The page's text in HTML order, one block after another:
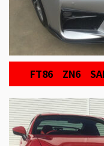
FT86 ZN6